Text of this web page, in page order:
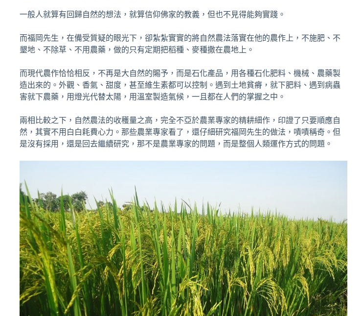
一般人就算有回歸自然的想法，就算信仰佛家的教義，但也不見得能夠實踐。
而福岡先生，在備受質疑的眼光下，卻紮紮實實的將自然農法落實在他的農作上，不施肥、不
墾地、不除草、不用農藥，做的只有定期把稻種、麥種撒在農地上。
而現代農作恰恰相反，不再是大自然的賜予，而是石化產品，用各種石化肥料、機械、農藥製
造出來的。外觀、香氣、甜度，甚至維生素都可以控制。遇到土地貧瘠，就下肥料、遇到病蟲
害就下農藥，用燈光代替太陽，用溫室製造氣候，一且都在人們的掌握之中。
兩相比較之下，自然農法的收穫量之高，完全不亞於農業專家的精耕細作，印證了只要順應自
然，其實不用白白耗費心力。那些農業專家看了，還仔細研究福岡先生的做法，嘖嘖稱奇。但
是沒有採用，還是回去繼續研究，那不是農業專家的問題，而是整個人類運作方式的問題。